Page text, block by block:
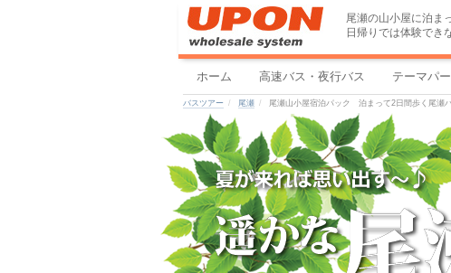
尾瀬の山小屋に泊ま
日帰りでは体験でき
ホーム 高速バス・夜行バス テーマパ
バスツアー 尾瀬 尾瀬山小屋宿泊パック 泊まって2日間歩く尾瀬